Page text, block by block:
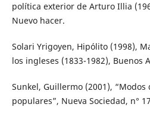
política exterior de Arturo Illia
Nuevo hacer.
Solari Yrigoyen, Hipólito (1998),
los ingleses (1833-1982), Buenos
Sunkel, Guillermo (2001), “Modos
populares”, Nueva Sociedad, n°